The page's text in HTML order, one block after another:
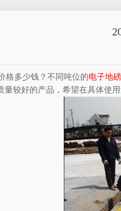
格多少钱？不同吨位的电子地磅
较好的产品，希望在具体使